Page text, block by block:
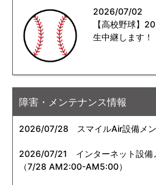
2026/07/02
【高校野球】
生中継します！
障害・メンテナンス情報
2026/07/28 スマイルAir設備メ
2026/07/21
インターネット設備
（7/28 AM2:00-AM5:00）